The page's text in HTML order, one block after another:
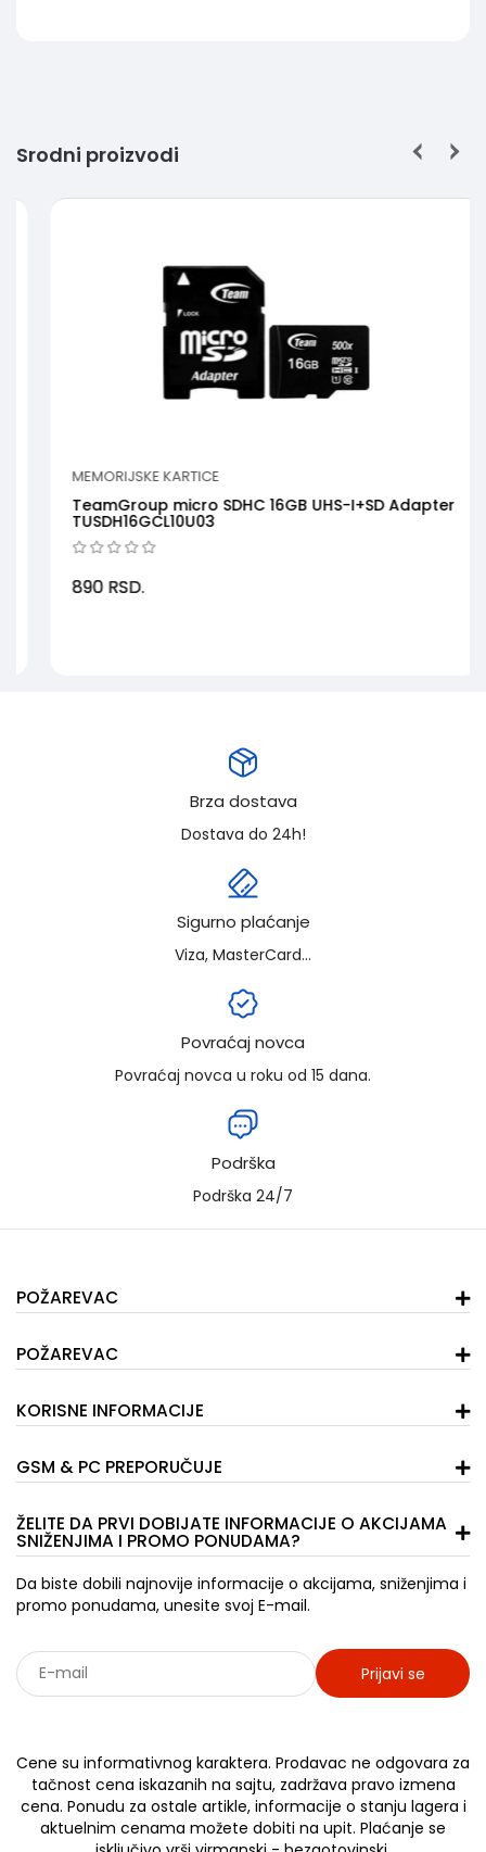
Srodni proizvodi
MEMORIJSKE KARTICE
TeamGroup micro SDHC 16GB UHS-I+SD Adapter
TUSDH16GCL10U03
890RSD.
Brza dostava
Dostava do 24h!
Sigurno plaćanje
Viza, MasterCard...
Povraćaj novca
Povraćaj novca u roku od 15 dana.
Podrška
Podrška 24/7
POŽAREVAC
POŽAREVAC
KORISNE INFORMACIJE
GSM & PC PREPORUČUJE
ŽELITE DA PRVI DOBIJATE INFORMACIJE O AKCIJAMA
SNIŽENJIMA I PROMO PONUDAMA?
Da biste dobili najnovije informacije o akcijama, sniženjima i
promo ponudama, unesite svoj E-mail.
Prijavi se
Cene su informativnog karaktera. Prodavac ne odgovara za
tačnost cena iskazanih na sajtu, zadržava pravo izmena
cena. Ponudu za ostale artikle, informacije o stanju lagera i
aktuelnim cenama možete dobiti na upit. Plaćanje se